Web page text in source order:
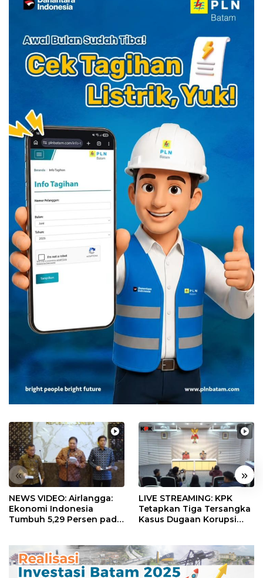
« »
NEWS VIDEO: Airlangga:
Ekonomi Indonesia
Tumbuh 5,29 Persen pada
LIVE STREAMING: KPK
Tetapkan Tiga Tersangka
Kasus Dugaan Korupsi